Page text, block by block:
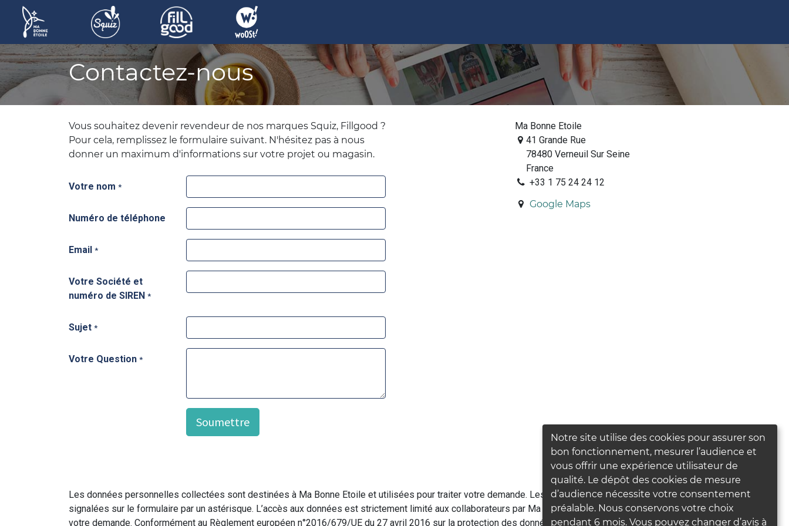
Contactez-nous
Vous souhaitez devenir revendeur de nos marques Squiz, Fillgood ?
Pour cela, remplissez le formulaire suivant. N'hésitez pas à nous
donner un maximum d'informations sur votre projet ou magasin.
Votre nom *
Numéro de téléphone
Email *
Votre Société et
numéro de SIREN *
Sujet *
Votre Question *
Soumettre
Ma Bonne Etoile
41 Grande Rue
78480 Verneuil Sur Seine
France
+33 1 75 24 24 12
Google Maps
Les données personnelles collectées sont destinées à Ma Bonne Etoile et utilisées pour traiter votre demande. Les données obligatoires vous sont
signalées sur le formulaire par un astérisque. L’accès aux données est strictement limité aux collaborateurs par Ma Bonne Etoile en charge du traitement de
votre demande. Conformément au Règlement européen n°2016/679/UE du 27 avril 2016 sur la protection des données personnelles et à la loi « informatique
Notre site utilise des cookies pour assurer son
bon fonctionnement, mesurer l’audience et
vous offrir une expérience utilisateur de
qualité. Le dépôt des cookies de mesure
d’audience nécessite votre consentement
préalable. Nous conservons votre choix
pendant 6 mois. Vous pouvez changer d’avis à